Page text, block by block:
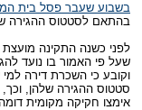
בשבוע שעבר פסל בית
בהתאם לסטטוס ההגירה
לפני כשנה התקינה
שעל פי האמור בו נועד
וקובע כי השכרת דירה
סטטוס ההגירה שלהן,
אימצו חקיקה מקומית